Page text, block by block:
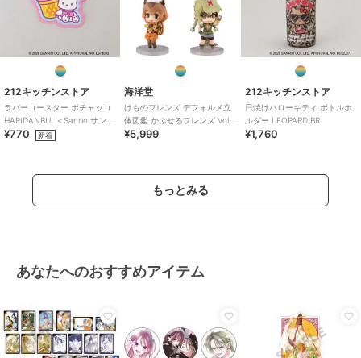
212キッチンストア
ラバーコースター ポチャッコ
HAPIDANBUI ＜Sanrio サンリ
オ＞
¥770 新着
海洋堂
けものフレンズ デフォルメ立
体図鑑 かぷせるフレンズ Vol.2
アマゾン編(12個入りBOX)
¥5,999
212キッチンストア
日焼けハローキティ ボトルホ
ルダー LEOPARD BR
¥1,760
もっとみる
あなたへのおすすめアイテム